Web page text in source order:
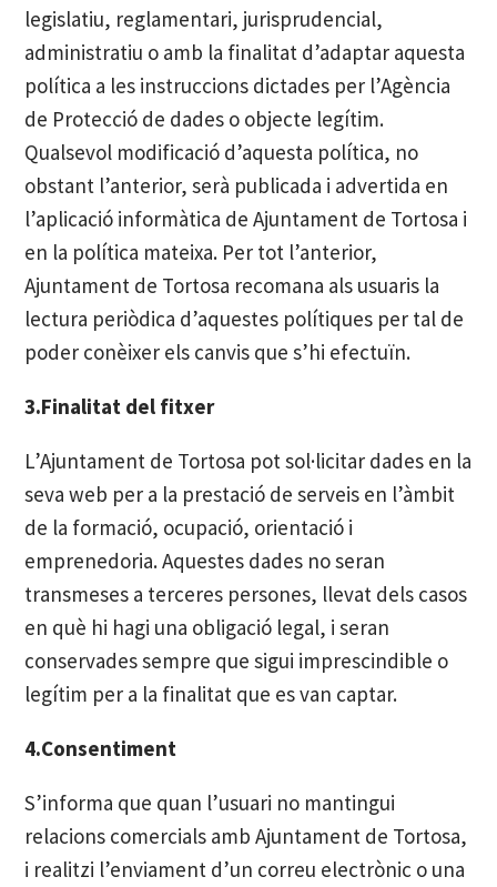
legislatiu, reglamentari, jurisprudencial,
administratiu o amb la finalitat d’adaptar aquesta
política a les instruccions dictades per l’Agència
de Protecció de dades o objecte legítim.
Qualsevol modificació d’aquesta política, no
obstant l’anterior, serà publicada i advertida en
l’aplicació informàtica de Ajuntament de Tortosa i
en la política mateixa. Per tot l’anterior,
Ajuntament de Tortosa recomana als usuaris la
lectura periòdica d’aquestes polítiques per tal de
poder conèixer els canvis que s’hi efectuïn.
3.Finalitat del fitxer
L’Ajuntament de Tortosa pot sol·licitar dades en la
seva web per a la prestació de serveis en l’àmbit
de la formació, ocupació, orientació i
emprenedoria. Aquestes dades no seran
transmeses a terceres persones, llevat dels casos
en què hi hagi una obligació legal, i seran
conservades sempre que sigui imprescindible o
legítim per a la finalitat que es van captar.
4.Consentiment
S’informa que quan l’usuari no mantingui
relacions comercials amb Ajuntament de Tortosa,
i realitzi l’enviament d’un correu electrònic o una